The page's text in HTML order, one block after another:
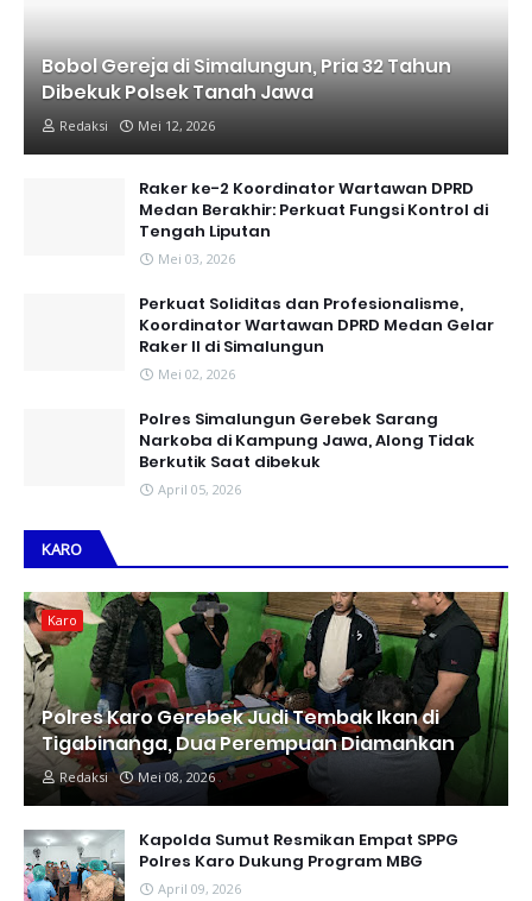
Bobol Gereja di Simalungun, Pria 32 Tahun
Dibekuk Polsek Tanah Jawa
Redaksi Mei 12, 2026
Raker ke-2 Koordinator Wartawan DPRD
Medan Berakhir: Perkuat Fungsi Kontrol di
Tengah Liputan
Mei 03, 2026
Perkuat Soliditas dan Profesionalisme,
Koordinator Wartawan DPRD Medan Gelar
Raker II di Simalungun
Mei 02, 2026
Polres Simalungun Gerebek Sarang
Narkoba di Kampung Jawa, Along Tidak
Berkutik Saat dibekuk
April 05, 2026
KARO
Karo
Polres Karo Gerebek Judi Tembak Ikan di
Tigabinanga, Dua Perempuan Diamankan
Redaksi Mei 08, 2026
Kapolda Sumut Resmikan Empat SPPG
Polres Karo Dukung Program MBG
April 09, 2026